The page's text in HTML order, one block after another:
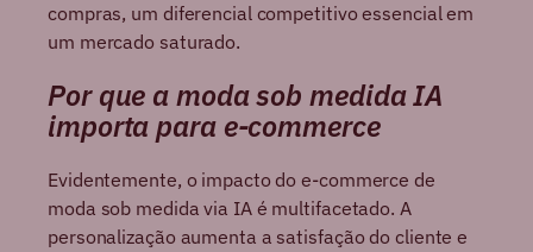
compras, um diferencial competitivo essencial em
um mercado saturado.
Por que a moda sob medida IA
importa para e-commerce
Evidentemente, o impacto do e-commerce de
moda sob medida via IA é multifacetado. A
personalização aumenta a satisfação do cliente e